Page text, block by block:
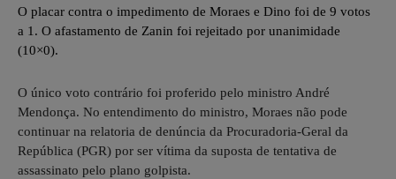
O placar contra o impedimento de Moraes e Dino foi de 9 votos
a 1. O afastamento de Zanin foi rejeitado por unanimidade
(10×0).
O único voto contrário foi proferido pelo ministro André
Mendonça. No entendimento do ministro, Moraes não pode
continuar na relatoria de denúncia da Procuradoria-Geral da
República (PGR) por ser vítima da suposta de tentativa de
assassinato pelo plano golpista.